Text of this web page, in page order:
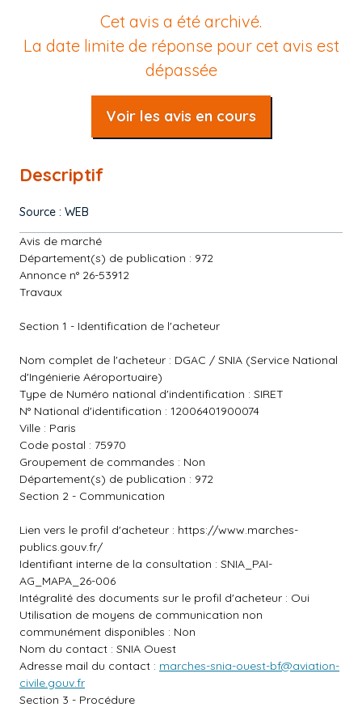
Cet avis a été archivé.
La date limite de réponse pour cet avis est
dépassée
Voir les avis en cours
Descriptif
Source : WEB
Avis de marché
Département(s) de publication : 972
Annonce n° 26-53912
Travaux
Section 1 - Identification de l'acheteur
Nom complet de l'acheteur : DGAC / SNIA (Service National
d'Ingénierie Aéroportuaire)
Type de Numéro national d'indentification : SIRET
N° National d'identification : 12006401900074
Ville : Paris
Code postal : 75970
Groupement de commandes : Non
Département(s) de publication : 972
Section 2 - Communication
Lien vers le profil d'acheteur : https://www.marches-
publics.gouv.fr/
Identifiant interne de la consultation : SNIA_PAI-
AG_MAPA_26-006
Intégralité des documents sur le profil d'acheteur : Oui
Utilisation de moyens de communication non
communément disponibles : Non
Nom du contact : SNIA Ouest
Adresse mail du contact : marches-snia-ouest-bf@aviation-
civile.gouv.fr
Section 3 - Procédure